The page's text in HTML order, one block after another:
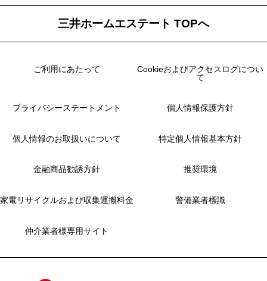
三井ホームエステート TOPへ
ご利用にあたって
Cookieおよびアクセスログについ
て
プライバシーステートメント 個人情報保護方針
個人情報のお取扱いについて 特定個人情報基本方針
金融商品勧誘方針 推奨環境
家電リサイクルおよび収集運搬料金 警備業者標識
仲介業者様専用サイト